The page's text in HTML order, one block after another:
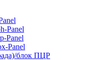
Panel
Panel
Panel
блок ПЦР